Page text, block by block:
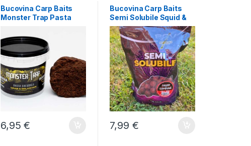
Bucovina Carp Baits
Monster Trap Pasta
6,95€
Bucovina Carp Baits
Semi Solubile Squid &
Capsuna 18 mm 800 g
7,99 €